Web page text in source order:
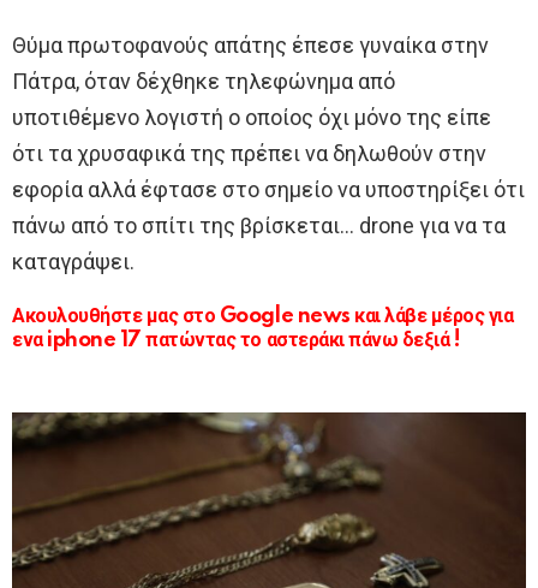
Θύμα πρωτοφανούς απάτης έπεσε γυναίκα στην
Πάτρα, όταν δέχθηκε τηλεφώνημα από
υποτιθέμενο λογιστή ο οποίος όχι μόνο της είπε
ότι τα χρυσαφικά της πρέπει να δηλωθούν στην
εφορία αλλά έφτασε στο σημείο να υποστηρίξει ότι
πάνω από το σπίτι της βρίσκεται… drone για να τα
καταγράψει.
Ακουλουθήστε μας στο Google news και λάβε μέρος για
ενα iphone 17 πατώντας το αστεράκι πάνω δεξιά !